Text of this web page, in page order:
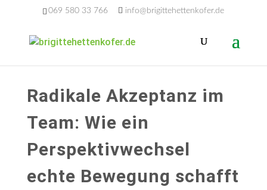
069 580 33 766 info@brigittehettenkofer.de
Radikale Akzeptanz im
Team: Wie ein
Perspektivwechsel
echte Bewegung schafft